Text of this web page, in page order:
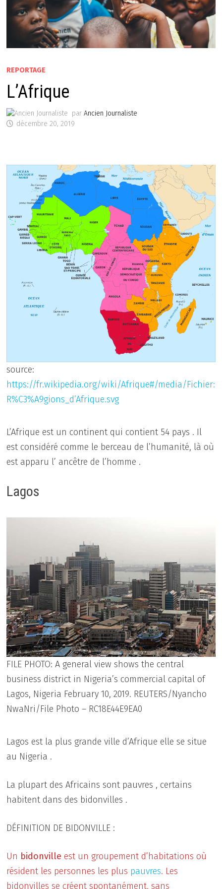
REPORTAGE
L’Afrique
parAncien Journaliste
décembre 20, 2019
source:
https://fr.wikipedia.org/wiki/Afrique#/media/Fichier:
R%C3%A9gions_d’Afrique.svg
L’Afrique est un continent qui contient 54 pays . Il
est considéré comme le berceau de l’humanité, là où
est apparu l’ ancêtre de l’homme .
Lagos
FILE PHOTO: A general view shows the central
business district in Nigeria’s commercial capital of
Lagos, Nigeria February 10, 2019. REUTERS/Nyancho
NwaNri/File Photo – RC18E44E9EA0
Lagos est la plus grande ville d’Afrique elle se situe
au Nigeria .
La plupart des Africains sont pauvres , certains
habitent dans des bidonvilles .
DÉFINITION DE BIDONVILLE :
Un bidonville est un groupement d’habitations où
résident les personnes les plus pauvres. Les
bidonvilles se créent spontanément, sans